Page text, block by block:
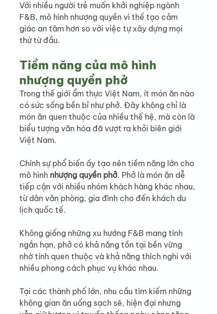
Với nhiều người trẻ muốn khởi nghiệp ngành
F&B, mô hình nhượng quyền vì thế tạo cảm
giác an tâm hơn so với việc tự xây dựng mọi
thứ từ đầu.
Tiềm năng của mô hình
nhượng quyền phở
Trong thế giới ẩm thực Việt Nam, ít món ăn nào
có sức sống bền bỉ như phở. Đây không chỉ là
món ăn quen thuộc của nhiều thế hệ, mà còn là
biểu tượng văn hóa đã vượt ra khỏi biên giới
Việt Nam.
Chính sự phổ biến ấy tạo nên tiềm năng lớn cho
mô hình nhượng quyền phở. Phở là món ăn dễ
tiếp cận với nhiều nhóm khách hàng khác nhau,
từ dân văn phòng, gia đình cho đến khách du
lịch quốc tế.
Không giống những xu hướng F&B mang tính
ngắn hạn, phở có khả năng tồn tại bền vững
nhờ tính quen thuộc và khả năng thích nghi với
nhiều phong cách phục vụ khác nhau.
Tại các thành phố lớn, nhu cầu tìm kiếm những
không gian ăn uống sạch sẽ, hiện đại nhưng